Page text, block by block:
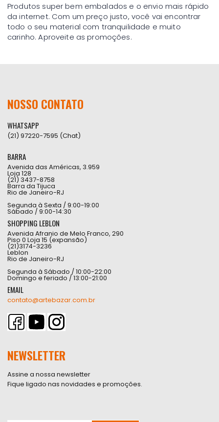
Produtos super bem embalados e o envio mais rápido
da internet. Com um preço justo, você vai encontrar
todo o seu material com tranquilidade e muito
carinho. Aproveite as promoções.
NOSSO CONTATO
WHATSAPP
(21) 97220-7595 (Chat)
BARRA
Avenida das Américas, 3.959
Loja 128
(21) 3437-8758
Barra da Tijuca
Rio de Janeiro-RJ
Segunda à Sexta / 9:00-19:00
Sábado / 9:00-14:30
SHOPPING LEBLON
Avenida Afranio de Melo Franco, 290
Piso 0 Loja 15 (expansão)
(21)3174-3236
Leblon
Rio de Janeiro-RJ
Segunda à Sábado / 10:00-22:00
Domingo e feriado / 13:00-21:00
EMAIL
contato@artebazar.com.br
NEWSLETTER
Assine a nossa newsletter
Fique ligado nas novidades e promoções.